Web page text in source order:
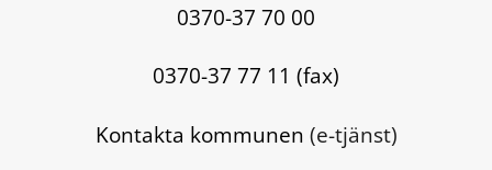
0370-37 70 00
0370-37 77 11 (fax)
Kontakta kommunen (e-tjänst)